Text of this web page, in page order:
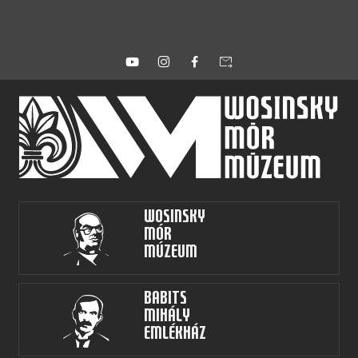
forward_to_inbox
Wosinsky
Mór
Múzeum
Babits
Mihály
Emlékház